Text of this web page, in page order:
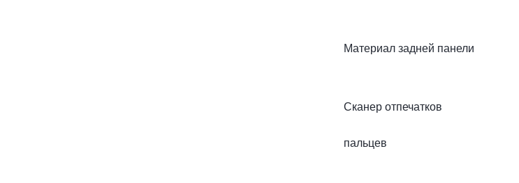
Материал задней панели
Сканер отпечатков
пальцев